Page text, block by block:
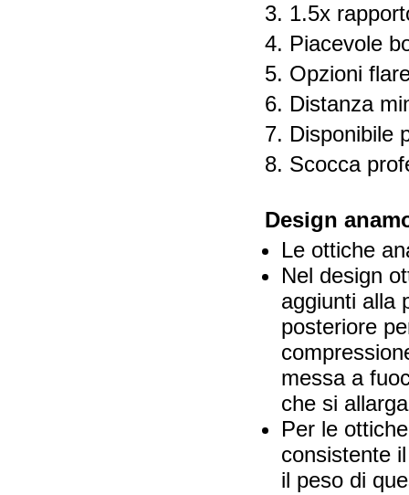
3. 1.5x
4. Piacevole
5. Opzioni
6. Distanza
7. Disponibile
8. Scocca
Design
Le ottiche
Nel design
aggiunti alla
posteriore
messa a
che si
Per le
consistente
il peso di